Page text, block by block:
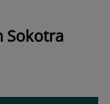
Sokotra